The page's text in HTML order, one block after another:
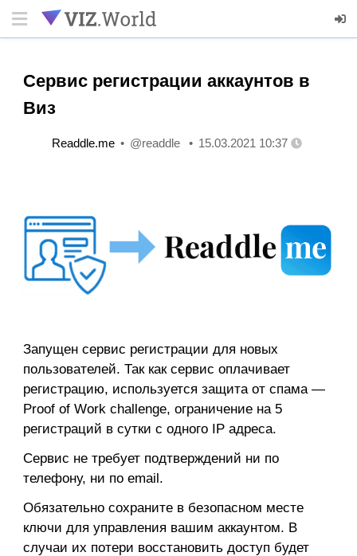
Сервис регистрации аккаунтов в
Виз
Readdle.me @readdle 15.03.2021 10:37
Запущен сервис регистрации для новых
пользователей. Так как сервис оплачивает
регистрацию, используется защита от спама —
Proof of Work challenge, ограничение на 5
регистраций в сутки с одного IP адреса.
Сервис не требует подтверждений ни по
телефону, ни по email.
Обязательно сохраните в безопасном месте
ключи для управления вашим аккаунтом. В
случаи их потери восстановить доступ будет